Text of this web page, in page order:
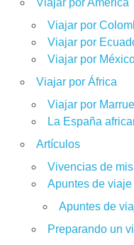
Viajar por América
Viajar por
Viajar por
Viajar por
Viajar por África
Viajar por
La España
Artículos
Vivencias de
Apuntes de viaje
Apuntes de
Preparando un